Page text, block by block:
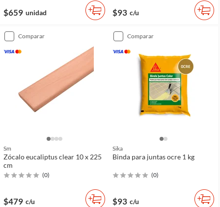
$659 unidad $93 c/u
comparar
Sm
Zócalo eucaliptus clear 10 x 225
cm
(0)
$479 c/u
comparar
Sika
Binda para juntas ocre 1 kg
(0)
$93 c/u